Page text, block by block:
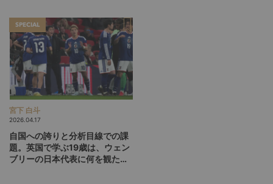
SPECIAL
宮下 白斗
2026.04.17
自国への誇りと分析目線での課
題。英国で学ぶ19歳は、ウェン
ブリーの日本代表に何を観た